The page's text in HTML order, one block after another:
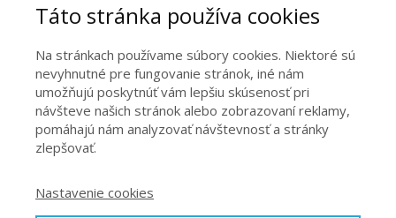
Vaše osobné údaje budú použité len na účely vyriešenia vášho
dopytu.
Táto stránka používa cookies
Na stránkach používame súbory cookies. Niektoré sú
nevyhnutné pre fungovanie stránok, iné nám
umožňujú poskytnúť vám lepšiu skúsenosť pri
návšteve našich stránok alebo zobrazovaní reklamy,
pomáhajú nám analyzovať návštevnosť a stránky
zlepšovať.
Nastavenie cookies